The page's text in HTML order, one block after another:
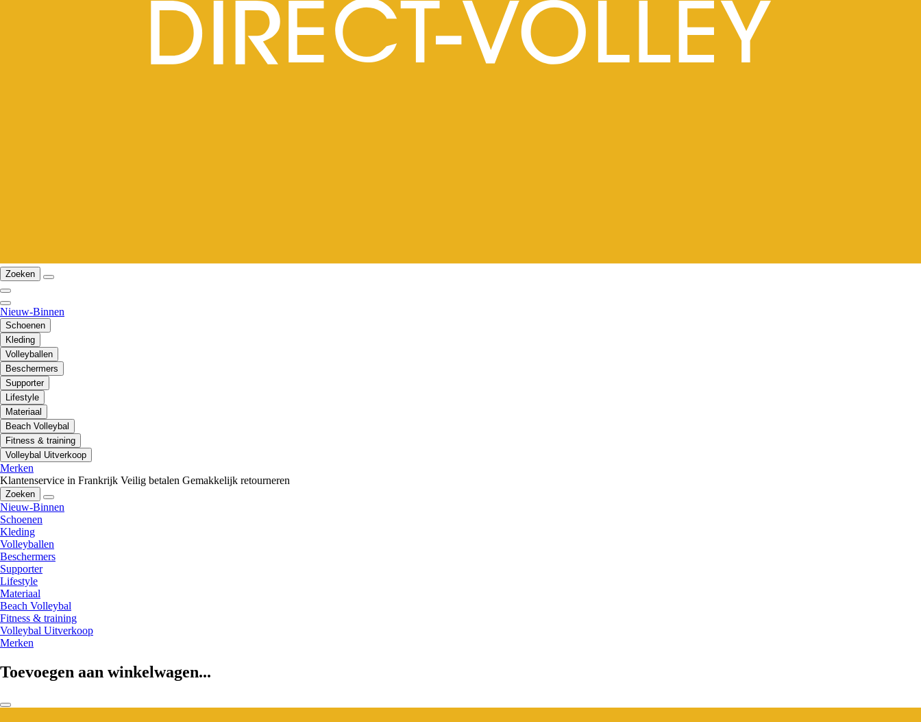
Zoeken
Nieuw-Binnen
Schoenen
Kleding
Volleyballen
Beschermers
Supporter
Lifestyle
Materiaal
Beach Volleybal
Fitness & training
Volleybal Uitverkoop
Merken
Klantenservice in Frankrijk Veilig betalen Gemakkelijk retourneren
Zoeken
Nieuw-Binnen
Schoenen
Kleding
Volleyballen
Beschermers
Supporter
Lifestyle
Materiaal
Beach Volleybal
Fitness & training
Volleybal Uitverkoop
Merken
Toevoegen aan winkelwagen...